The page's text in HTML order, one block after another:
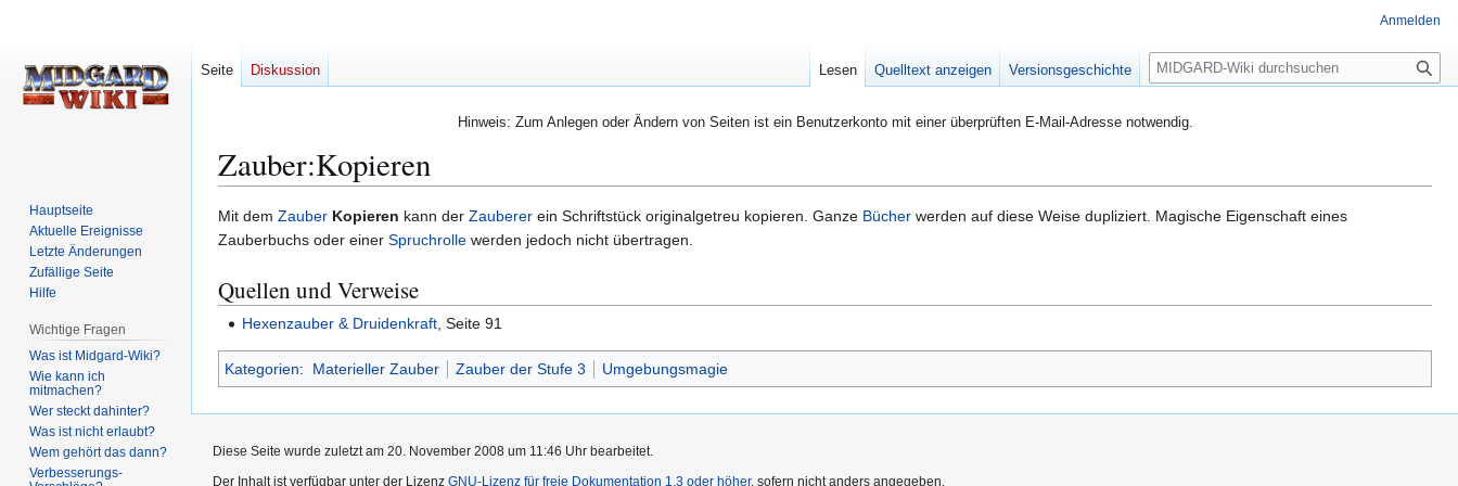
Hinweis: Zum Anlegen oder Ändern von Seiten ist ein Benutzerkonto mit einer überprüften E-Mail-Adresse notwendig.
Zauber:Kopieren
Zur
Navigation
Zur
Suche
Mit dem Zauber Kopieren kann der Zauberer ein Schriftstück originalgetreu kopieren. Ganze Bücher werden auf diese Weise dupliziert. Magische Eigenschaft eines
Zauberbuchs oder einer Spruchrolle werden jedoch nicht übertragen.
Quellen und Verweise
Hexenzauber & Druidenkraft, Seite 91
Kategorien: Materieller Zauber Zauber der Stufe 3 Umgebungsmagie
Anmelden
Seite Diskussion Lesen Quelltext anzeigen Versionsgeschichte
S
u
h
Hauptseite
Aktuelle Ereignisse
Letzte Änderungen
Zufällige Seite
Hilfe
Wichtige Fragen
Was ist Midgard-Wiki?
Wie kann ich
mitmachen?
Wer steckt dahinter?
Was ist nicht erlaubt?
Wem gehört das dann?
Verbesserungs-
Diese Seite wurde zuletzt am 20. November 2008 um 11:46 Uhr bearbeitet.
Der Inhalt ist verfügbar unter der Lizenz GNU-Lizenz für freie Dokumentation 1.3 oder höher, sofern nicht anders angegeben.